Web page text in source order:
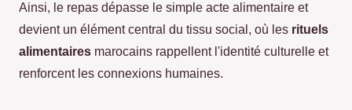
Ainsi, le repas dépasse le simple acte alimentaire et
devient un élément central du tissu social, où les rituels
alimentaires marocains rappellent l'identité culturelle et
renforcent les connexions humaines.